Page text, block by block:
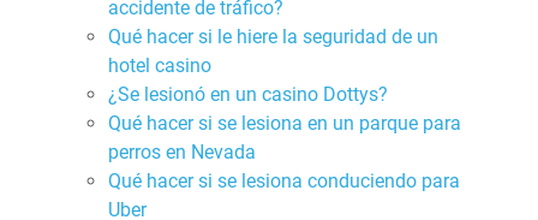
accidente de tráfico?
Qué hacer si le hiere la seguridad de un
hotel casino
¿Se lesionó en un casino Dottys?
Qué hacer si se lesiona en un parque para
perros en Nevada
Qué hacer si se lesiona conduciendo para
Uber